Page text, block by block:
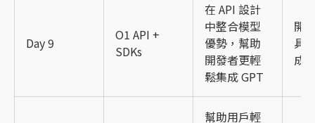
Day 9
O1 API +
SDKs
在 API 設計
中整合模型
優勢，幫助
開發者更輕
鬆集成 GPT
開
具
成
幫助用戶輕